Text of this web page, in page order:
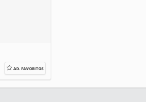
AD. FAVORITOS